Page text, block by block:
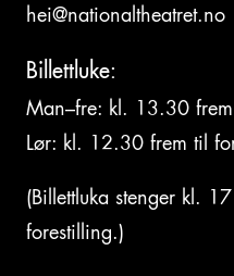
hei@nationaltheatret.no
Billettluke:
Man–fre: kl. 13.30
Lør: kl. 12.30 frem til
(Billettluka stenger kl.
forestilling.)